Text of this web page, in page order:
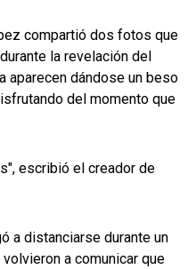
compartió dos fotos que
la revelación del
aparecen dándose un beso
del momento que
escribió el creador de
a distanciarse durante un
a comunicar que